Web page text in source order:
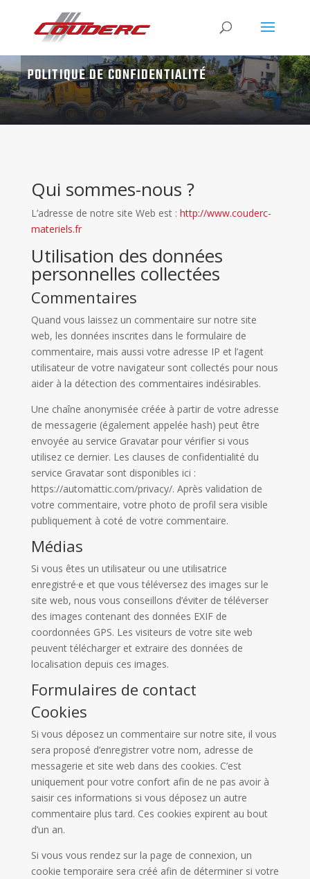
POLITIQUE DE CONFIDENTIALITÉ
Qui sommes-nous ?
L’adresse de notre site Web est : http://www.couderc-
materiels.fr
Utilisation des données
personnelles collectées
Commentaires
Quand vous laissez un commentaire sur notre site
web, les données inscrites dans le formulaire de
commentaire, mais aussi votre adresse IP et l’agent
utilisateur de votre navigateur sont collectés pour nous
aider à la détection des commentaires indésirables.
Une chaîne anonymisée créée à partir de votre adresse
de messagerie (également appelée hash) peut être
envoyée au service Gravatar pour vérifier si vous
utilisez ce dernier. Les clauses de confidentialité du
service Gravatar sont disponibles ici :
https://automattic.com/privacy/. Après validation de
votre commentaire, votre photo de profil sera visible
publiquement à coté de votre commentaire.
Médias
Si vous êtes un utilisateur ou une utilisatrice
enregistré·e et que vous téléversez des images sur le
site web, nous vous conseillons d’éviter de téléverser
des images contenant des données EXIF de
coordonnées GPS. Les visiteurs de votre site web
peuvent télécharger et extraire des données de
localisation depuis ces images.
Formulaires de contact
Cookies
Si vous déposez un commentaire sur notre site, il vous
sera proposé d’enregistrer votre nom, adresse de
messagerie et site web dans des cookies. C’est
uniquement pour votre confort afin de ne pas avoir à
saisir ces informations si vous déposez un autre
commentaire plus tard. Ces cookies expirent au bout
d’un an.
Si vous vous rendez sur la page de connexion, un
cookie temporaire sera créé afin de déterminer si votre